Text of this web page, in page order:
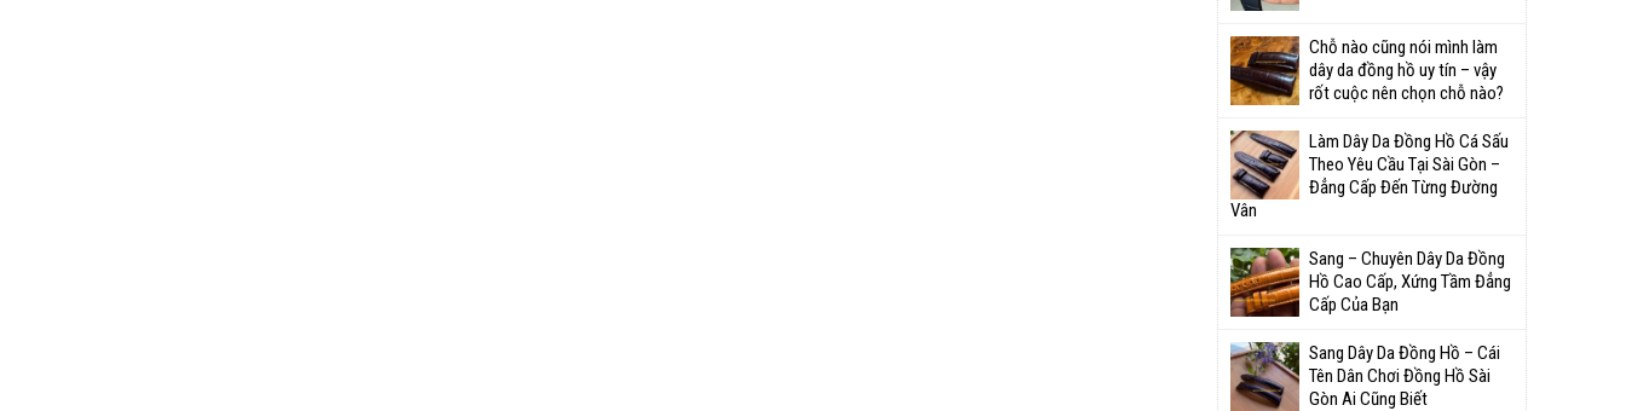
Chỗ nào cũng nói mình làm
dây da đồng hồ uy tín – vậy
rốt cuộc nên chọn chỗ nào?
Làm Dây Da Đồng Hồ Cá Sấu
Theo Yêu Cầu Tại Sài Gòn –
Đẳng Cấp Đến Từng Đường
Vân
Sang – Chuyên Dây Da Đồng
Hồ Cao Cấp, Xứng Tầm Đẳng
Cấp Của Bạn
Sang Dây Da Đồng Hồ – Cái
Tên Dân Chơi Đồng Hồ Sài
Gòn Ai Cũng Biết